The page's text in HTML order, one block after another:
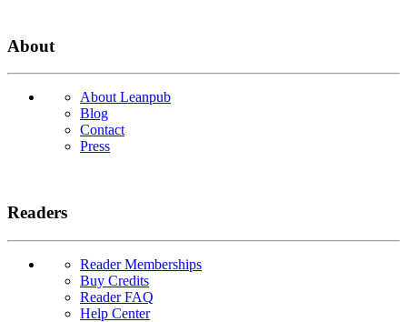
About
About Leanpub
Blog
Contact
Press
Readers
Reader Memberships
Buy Credits
Reader FAQ
Help Center